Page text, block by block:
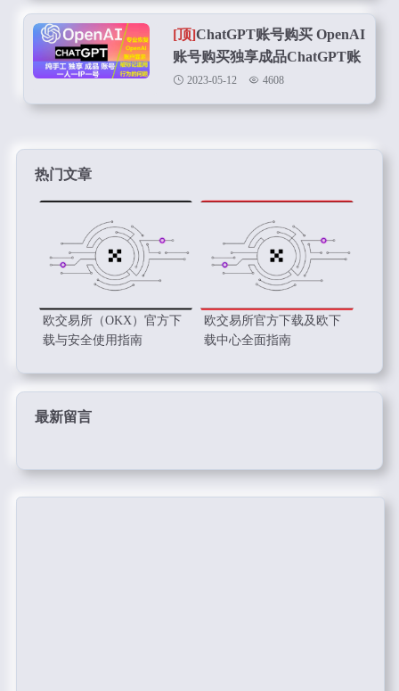
[顶]ChatGPT账号购买 OpenAI
账号购买独享成品ChatGPT账
号在线购买
2023-05-12 4608
热门文章
欧交易所（OKX）官方下
载与安全使用指南
欧交易所官方下载及欧下
载中心全面指南
最新留言